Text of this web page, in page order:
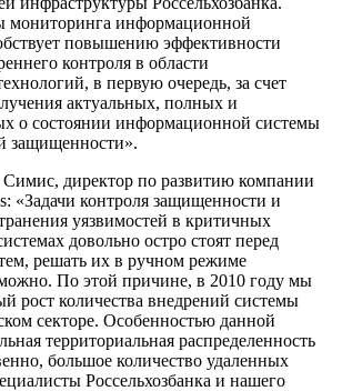
мониторинга информационной
повышению эффективности
контроля в области
в первую очередь, за счет
актуальных, полных и
о состоянии информационной системы
защищенности».
директор по развитию компании
«Задачи контроля защищенности и
уязвимостей в критичных
довольно остро стоят перед
решать их в ручном режиме
По этой причине, в 2010 году мы
рост количества внедрений системы
секторе. Особенностью данной
территориальная распределенность
большое количество удаленных
Россельхозбанка и нашего